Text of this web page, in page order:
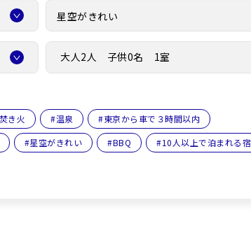
大人2人 子供0名 1室
焚き火 #温泉 #東京から車で３時間以内
#星空がきれい #BBQ #10人以上で泊まれる宿